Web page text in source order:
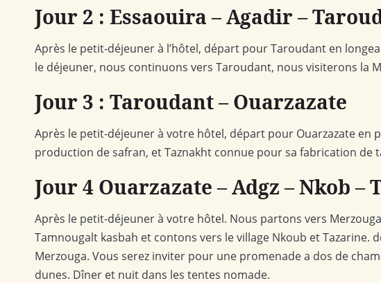
Jour 2 : Essaouira – Agadir –
Après le petit-déjeuner à l’hôtel, départ pour Taroudant en
le déjeuner, nous continuons vers Taroudant, nous visiterons la
Jour 3 : Taroudant – Ouarzazate
Après le petit-déjeuner à votre hôtel, départ pour Ouarzazate en
production de safran, et Taznakht connue pour sa fabrication de
Jour 4 Ouarzazate – Adgz – Nkob –
Après le petit-déjeuner à votre hôtel. Nous partons vers
Tamnougalt kasbah et contons vers le village Nkoub et Tazarine.
Merzouga. Vous serez inviter pour une promenade a dos de
dunes. Dîner et nuit dans les tentes nomade.